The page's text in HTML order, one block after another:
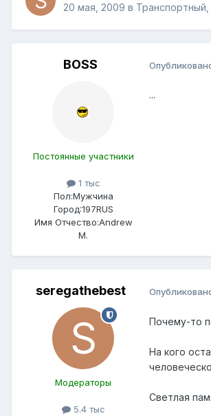
20 мая, 2009 в
BOSS
Постоянные участники
1 тыс
Пол:Мужчина
Город:197RUS
Имя Отчество:Andrew
M.
...
seregathebest
Модераторы
5.4 тыс
Почему-то
На кого
Светлая